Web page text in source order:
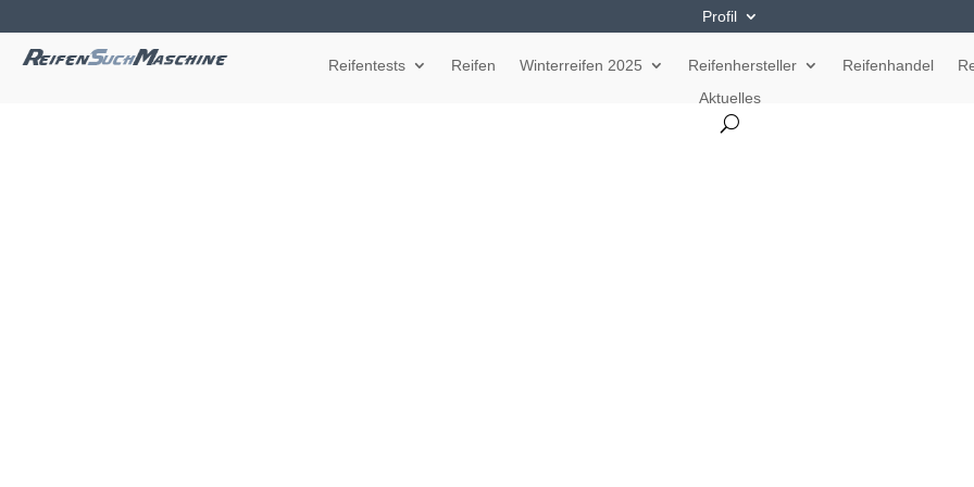
Profil
Reifentests Reifen Winterreifen 2025 Reifenhersteller Reifenhandel
Aktuelles